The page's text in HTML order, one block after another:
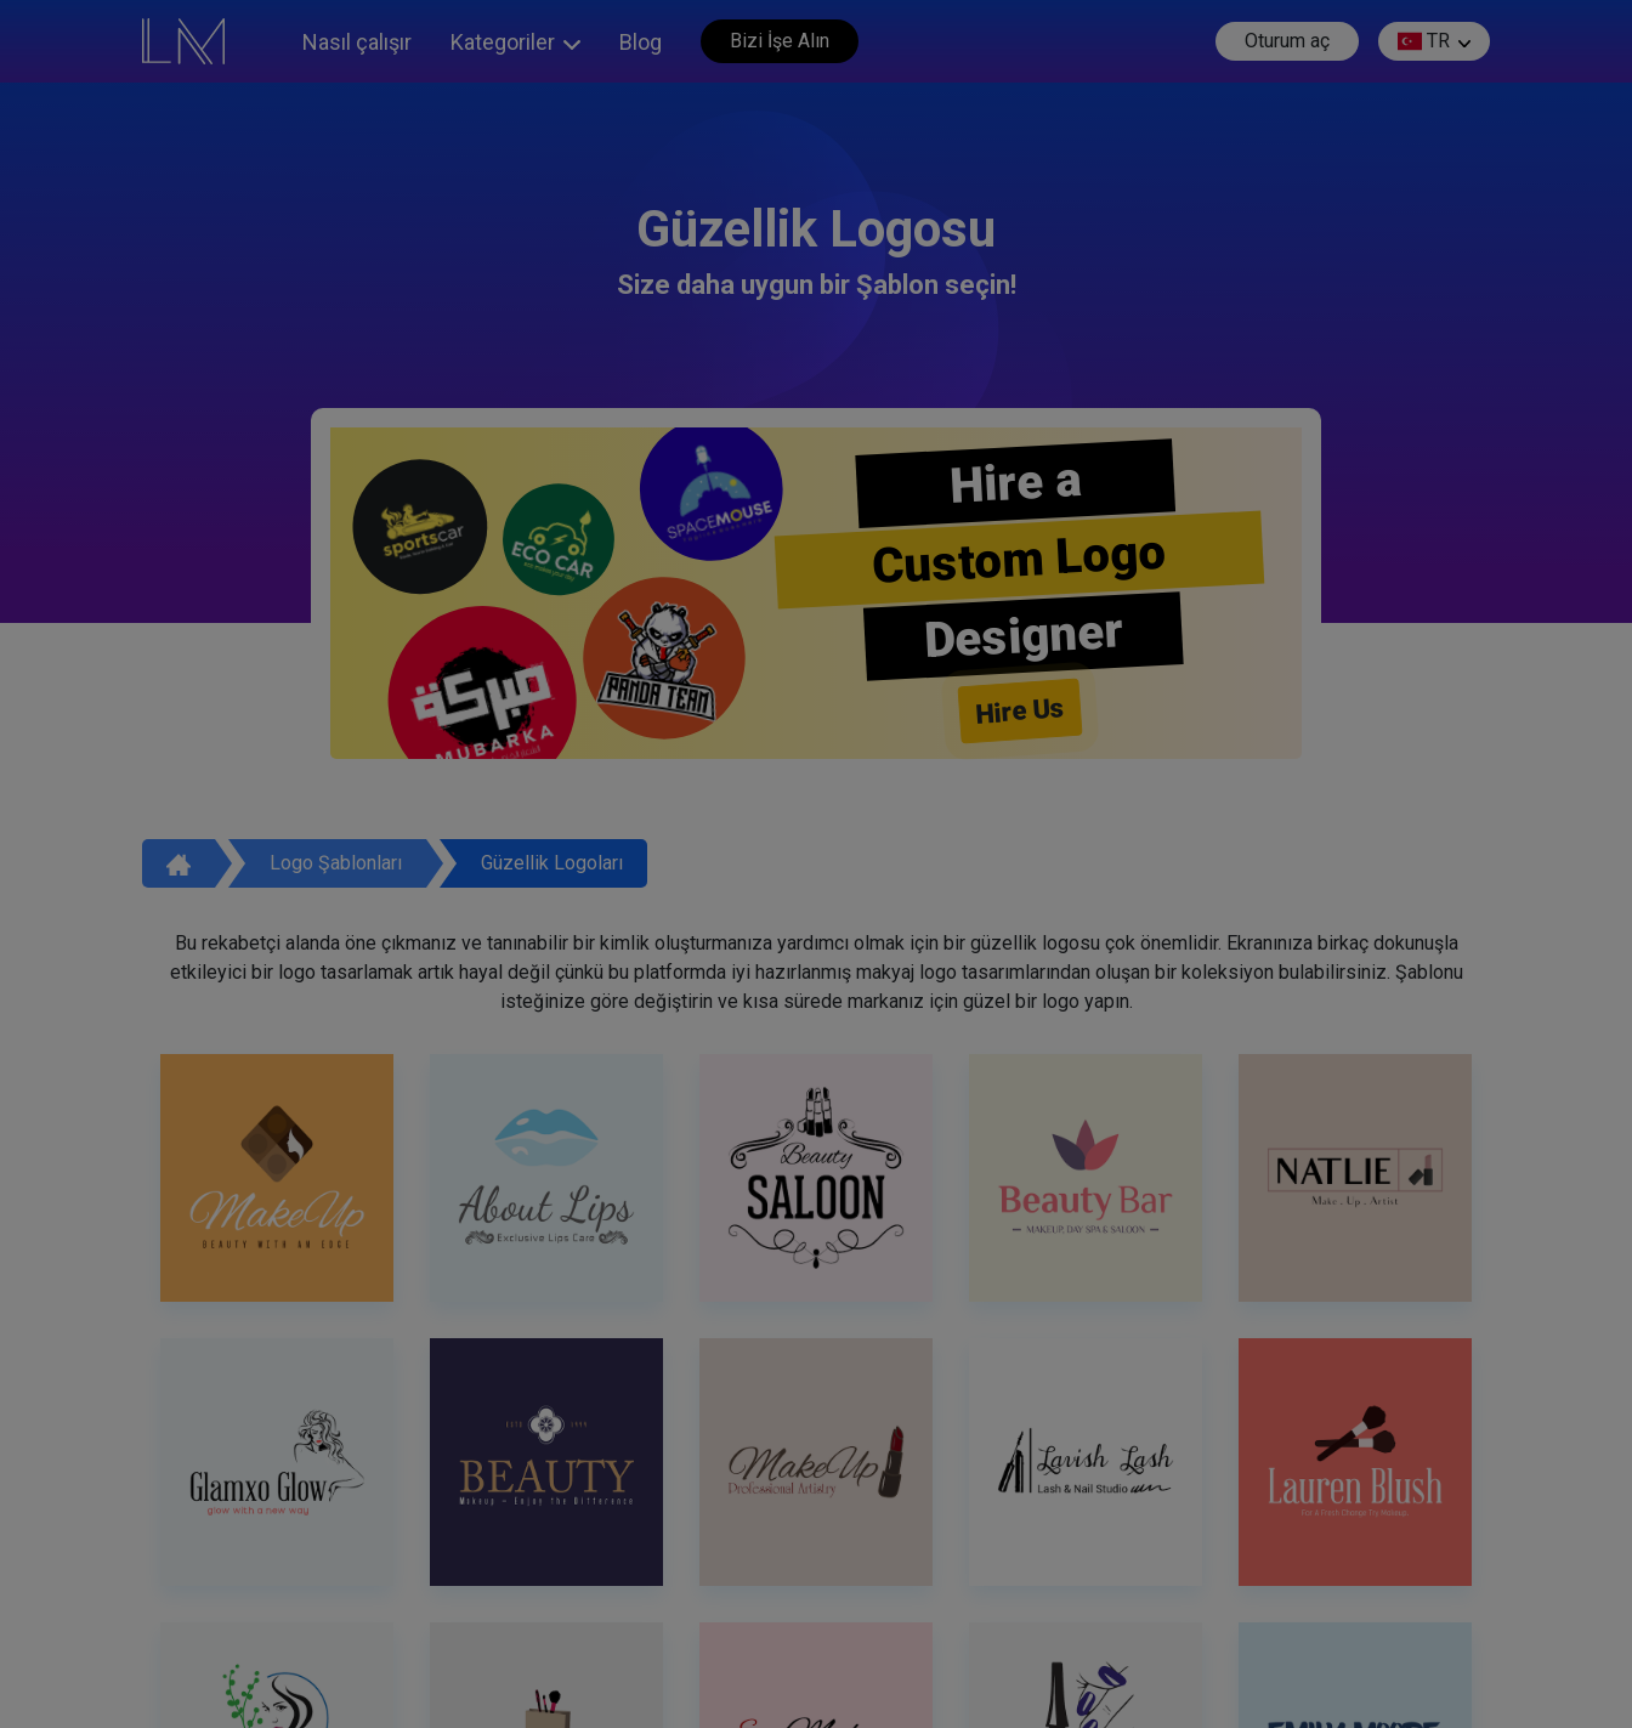
Nasıl çalışır Kategoriler Blog Bizi İşe Alın Oturum aç TR
Güzellik Logosu
Size daha uygun bir Şablon seçin!
Hire a
Custom Logo
Designer
Hire Us
Logo Şablonları Güzellik Logoları
Bu rekabetçi alanda öne çıkmanız ve tanınabilir bir kimlik oluşturmanıza yardımcı olmak için bir güzellik logosu çok önemlidir. Ekranınıza birkaç dokunuşla
etkileyici bir logo tasarlamak artık hayal değil çünkü bu platformda iyi hazırlanmış makyaj logo tasarımlarından oluşan bir koleksiyon bulabilirsiniz. Şablonu
isteğinize göre değiştirin ve kısa sürede markanız için güzel bir logo yapın.